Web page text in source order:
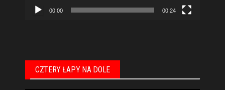
00:00 00:24
CZTERY ŁAPY NA DOLE